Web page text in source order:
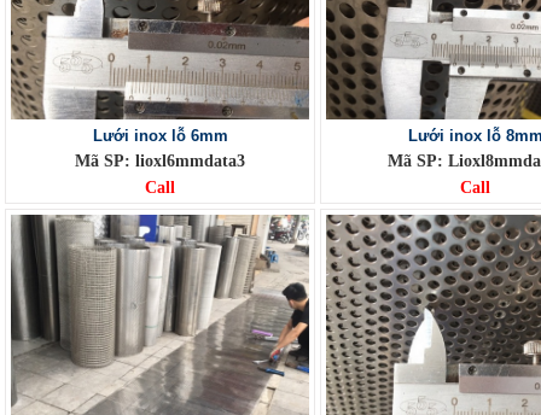
Lưới inox lỗ 6mm
Mã SP: lioxl6mmdata3
Call
Lưới inox lỗ
Mã SP:
Call